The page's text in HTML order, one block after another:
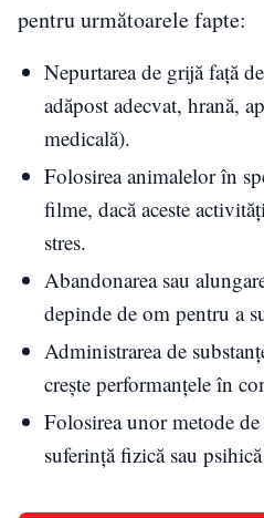
pentru următoarele fapte:
Nepurtarea de grijă față
adăpost adecvat, hrană,
medicală).
Folosirea animalelor în
filme, dacă aceste
stres.
Abandonarea sau
depinde de om pentru a
Administrarea de
crește performanțele în
Folosirea unor metode
suferință fizică sau